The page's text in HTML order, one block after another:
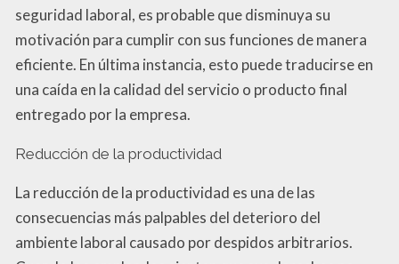
seguridad laboral, es probable que disminuya su
motivación para cumplir con sus funciones de manera
eficiente. En última instancia, esto puede traducirse en
una caída en la calidad del servicio o producto final
entregado por la empresa.
Reducción de la productividad
La reducción de la productividad es una de las
consecuencias más palpables del deterioro del
ambiente laboral causado por despidos arbitrarios.